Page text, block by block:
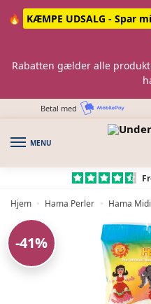
🔥
KÆMPE UDSALG - Spar
Rabatten gælder alle
Betal med
MENU
Hjem » Hama Perler » Hama
-41%